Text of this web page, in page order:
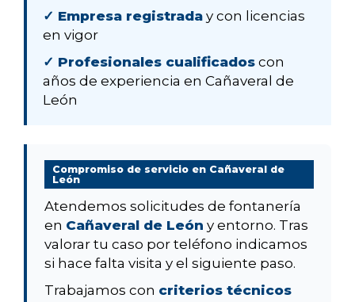
✓ Empresa registrada y con licencias
en vigor
✓ Profesionales cualificados con
años de experiencia en Cañaveral de
León
Compromiso de servicio en Cañaveral de
León
Atendemos solicitudes de fontanería
en Cañaveral de León y entorno. Tras
valorar tu caso por teléfono indicamos
si hace falta visita y el siguiente paso.
Trabajamos con criterios técnicos